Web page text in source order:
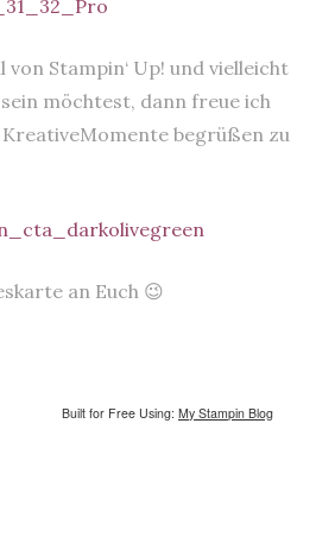
von Stampin‘ Up! und vielleicht
möchtest, dann freue ich
begrüßen zu
an Euch 😉
Built for Free Using: My Stampin Blog